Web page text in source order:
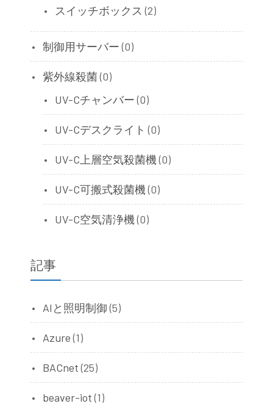
スイッチボックス (2)
制御用サーバー (0)
紫外線殺菌(0)
UV-Cチャンバー (0)
UV-Cデスクライト (0)
UV-C上層空気殺菌機 (0)
UV-C可搬式殺菌機 (0)
UV-C空気清浄機 (0)
記事
AIと照明制御(5)
Azure(1)
BACnet(25)
beaver-iot(1)